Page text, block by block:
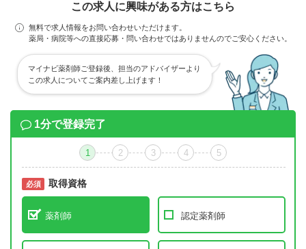
この求人に興味がある方はこちら
無料で求人情報をお問い合わせいただけます。
薬局・病院等への直接応募・問い合わせではありませんのでご安心ください。
マイナビ薬剤師ご登録後、担当のアドバイザーより
この求人についてご案内差し上げます！
1分で登録完了
1 2 3 4 5
必須 取得資格
薬剤師 認定薬剤師